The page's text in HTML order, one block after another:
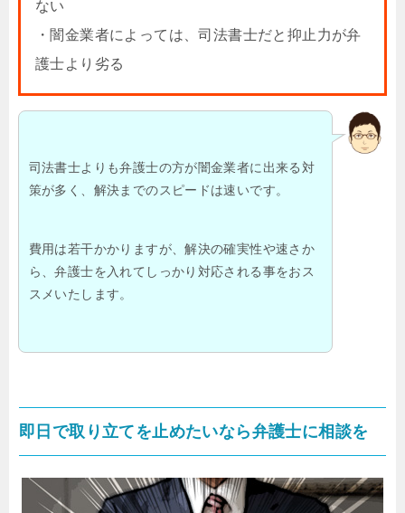
ない
・闇金業者によっては、司法書士だと抑止力が弁
護士より劣る
司法書士よりも弁護士の方が闇金業者に出来る対
策が多く、解決までのスピードは速いです。
費用は若干かかりますが、解決の確実性や速さか
ら、弁護士を入れてしっかり対応される事をおス
スメいたします。
即日で取り立てを止めたいなら弁護士に相談を